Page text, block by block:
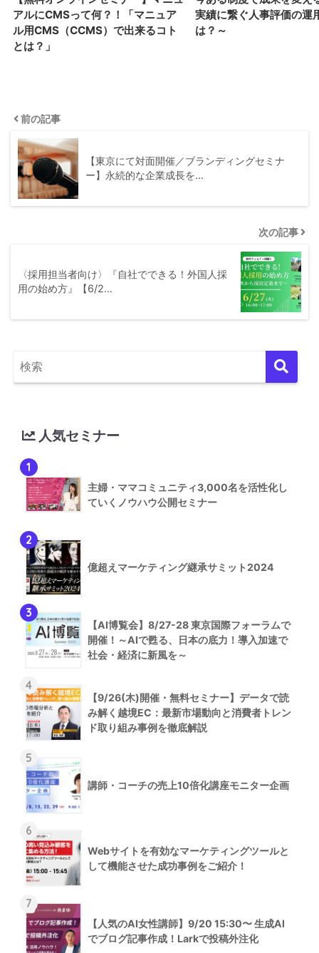
アルにCMSって何？！「マニュア
ル用CMS（CCMS）で出来るコト
とは？」
実績に繋ぐ人事評価の運
は？～
前の記事
【東京にて対面開催／ブランディングセミナ
ー】永続的な企業成長を…
次の記事
〈採用担当者向け〉『自社でできる！外国人採
用の始め方』【6/2…
人気セミナー
1
主婦・ママコミュニティ3,000名を活性化し
ていくノウハウ公開セミナー
2
億超えマーケティング継承サミット2024
3
【AI博覧会】8/27-28 東京国際フォーラムで
開催！～AIで甦る、日本の底力！導入加速で
社会・経済に新風を～
4
【9/26(木)開催・無料セミナー】データで読
み解く越境EC：最新市場動向と消費者トレン
ド取り組み事例を徹底解説
5
講師・コーチの売上10倍化講座モニター企画
6
Webサイトを有効なマーケティングツールと
して機能させた成功事例をご紹介！
7
【人気のAI女性講師】9/20 15:30〜 生成AI
でブログ記事作成！Larkで投稿外注化